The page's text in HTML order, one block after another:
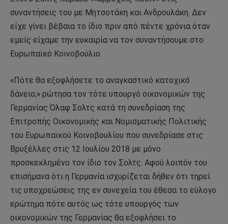
συναντήσεις του με Μητσοτάκη και Ανδρουλάκη. Δεν
είχε γίνει βέβαια το ίδιο πριν από πέντε χρόνια όταν
εμείς είχαμε την ευκαιρία να τον συναντήσουμε στο
Ευρωπαϊκό Κοινοβούλιο.
«Πότε θα εξοφλήσετε το αναγκαστικό κατοχικό
δάνειo;» ρώτησα τον τότε υπουργό οικονομικών της
Γερμανίας Όλαφ Σολτς κατά τη συνεδρίαση της
Επιτροπής Οικονομικής και Νομισματικής Πολιτικής
του Ευρωπαϊκού Κοινοβουλίου που συνεδρίασε στις
Βρυξέλλες στις 12 Ιουλίου 2018 με μόνο
προσκεκλημένο τον ίδιο τον Σολτς. Αφού λοιπόν του
επισήμανα ότι η Γερμανία ισχυρίζεται δήθεν ότι τηρεί
τις υποχρεώσεις της εν συνεχεία του έθεσα το εύλογο
ερώτημα πότε αυτός ως τότε υπουργός των
οικονομικών της Γερμανίας θα εξοφλήσει το